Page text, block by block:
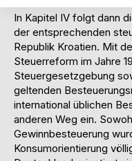
In Kapitel IV folgt dann
der entsprechenden
Republik Kroatien. Mit
Steuerreform im Jahre
Steuergesetzgebung
geltenden
international üblichen
anderen Weg ein.
Gewinnbesteuerung
Konsumorientierung